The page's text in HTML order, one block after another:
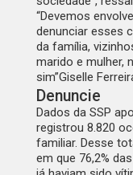
“Devemos
denunciar esses
da família,
marido e mulher,
sim”Giselle
Denuncie
Dados da SSP
registrou 8.820
familiar. Desse
em que 76,2%